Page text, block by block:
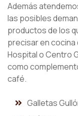
Además
las posibles
productos de los
precisar en cocina
Hospital o Centro
como
café.
Galletas